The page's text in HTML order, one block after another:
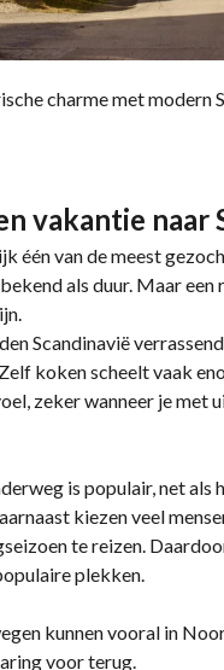
charme met modern
vakantie naar
één van de meest
als duur. Maar
Scandinavië
koken scheelt vaak
zeker wanneer je met
is populair, net als
kiezen veel
te reizen.
plekken.
kunnen vooral in
voor terug.